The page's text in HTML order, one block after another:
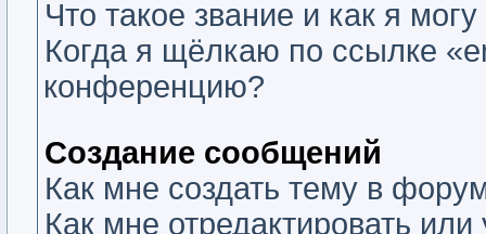
Что такое звание и как я
Когда я щёлкаю по ссылке
конференцию?
Создание сообщений
Как мне создать тему в
Как мне отредактировать